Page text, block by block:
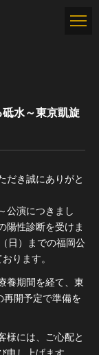
水～東京凱旋
だき誠にありがと
公演につきまし
陽性診断を受けま
日）までの福岡公
ります。
養期間を経て、東
開予定で準備を
様には、ご心配と